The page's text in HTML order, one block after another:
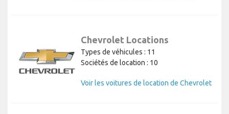
Chevrolet Locations
Types de véhicules : 11
Sociétés de location : 10
Voir les voitures de location de Chevrolet